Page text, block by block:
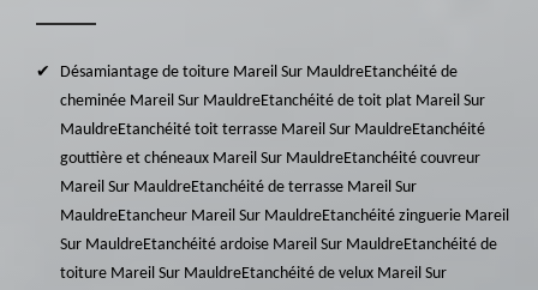
Désamiantage de toiture Mareil Sur MauldreEtanchéité de
cheminée Mareil Sur MauldreEtanchéité de toit plat Mareil Sur
MauldreEtanchéité toit terrasse Mareil Sur MauldreEtanchéité
gouttière et chéneaux Mareil Sur MauldreEtanchéité couvreur
Mareil Sur MauldreEtanchéité de terrasse Mareil Sur
MauldreEtancheur Mareil Sur MauldreEtanchéité zinguerie Mareil
Sur MauldreEtanchéité ardoise Mareil Sur MauldreEtanchéité de
toiture Mareil Sur MauldreEtanchéité de velux Mareil Sur